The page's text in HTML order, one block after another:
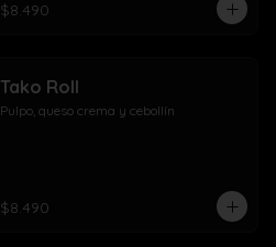
$8.490
Tako Roll
Pulpo, queso crema y cebollín
$8.490